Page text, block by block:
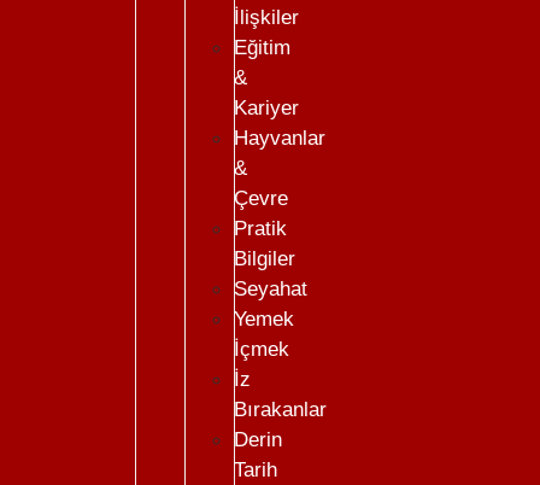
İlişkiler
Eğitim
&
Kariyer
Hayvanlar
&
Çevre
Pratik
Bilgiler
Seyahat
Yemek
İçmek
İz
Bırakanlar
Derin
Tarih